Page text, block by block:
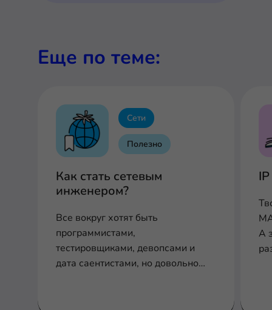
Еще по теме:
Сети
Полезно
Как стать сетевым
инженером?
Все вокруг хотят быть
программистами,
тестировщиками, девопсами и
дата саентистами, но довольно
А